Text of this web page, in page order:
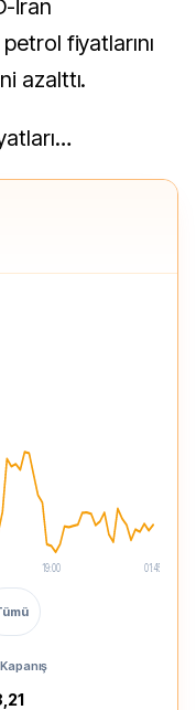
İran
fiyatlarını
azalttı.
19:00 01:45